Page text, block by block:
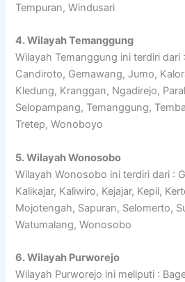
Tempuran, Windusari
4. Wilayah Temanggung
Wilayah Temanggung ini terdiri dari
Candiroto, Gemawang, Jumo,
Kledung, Kranggan, Ngadirejo,
Selopampang, Temanggung,
Tretep, Wonoboyo
5. Wilayah Wonosobo
Wilayah Wonosobo ini terdiri dari :
Kalikajar, Kaliwiro, Kejajar, Kepil,
Mojotengah, Sapuran, Selomerto,
Watumalang, Wonosobo
6. Wilayah Purworejo
Wilayah Purworejo ini meliputi :